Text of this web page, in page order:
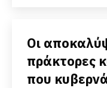
Οι
πράκτορες
που